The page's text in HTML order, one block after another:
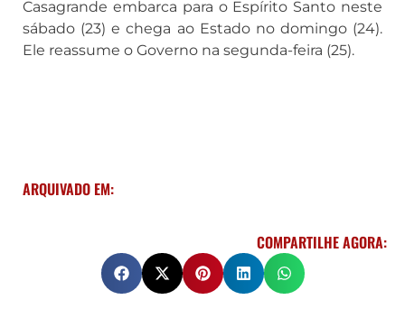
Casagrande embarca para o Espírito Santo neste
sábado (23) e chega ao Estado no domingo (24).
Ele reassume o Governo na segunda-feira (25).
ARQUIVADO EM:
COMPARTILHE AGORA: